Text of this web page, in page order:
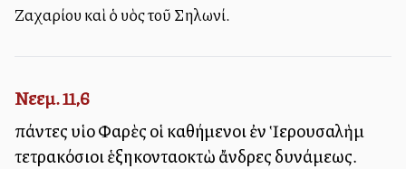
Ζαχαρίου καὶ ὁ υἱὸς τοῦ Σηλωνί.
Νεεμ. 11,6
πάντες υἱοὶ Φαρὲς οἱ καθήμενοι ἐν Ἱερουσαλὴμ
τετρακόσιοι ἑξηκονταοκτὼ ἄνδρες δυνάμεως.